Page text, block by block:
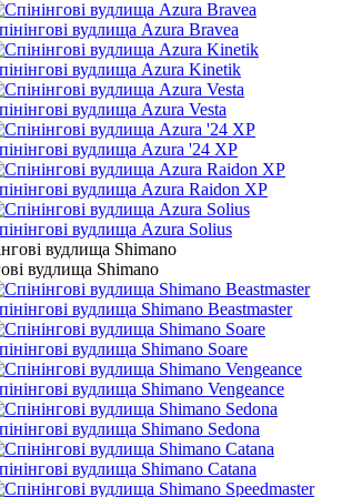
вудлища Azura Bravea
вудлища Azura Kinetik
вудлища Azura Vesta
вудлища Azura '24 XP
вудлища Azura Raidоn XP
вудлища Azura Solius
вудлища Shimano
вудлища Shimano Beastmaster
вудлища Shimano Soare
вудлища Shimano Vengeance
вудлища Shimano Sedona
вудлища Shimano Catana